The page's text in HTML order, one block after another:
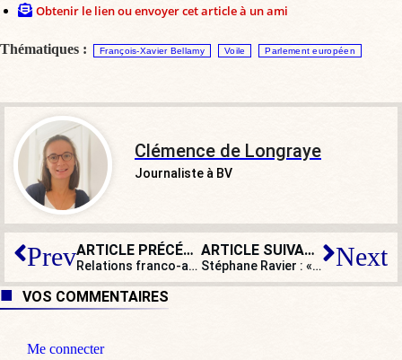
Obtenir le lien ou envoyer cet article à un ami
Thématiques : François-Xavier Bellamy Voile Parlement européen
Clémence de Longraye
Journaliste à BV
Prev ARTICLE PRÉCÉDENT
Relations franco-allemandes : de plus en plus d’eau dans le gaz !
ARTICLE SUIVANT
Stéphane Ravier : « Les mêmes vous diront qu’un homme peut être enceint, qu’ils nous laissent refuser d’avorter ! » Next
VOS COMMENTAIRES
Me connecter